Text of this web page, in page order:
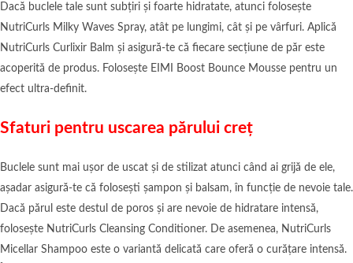
Dacă buclele tale sunt subțiri și foarte hidratate, atunci folosește
NutriCurls Milky Waves Spray, atât pe lungimi, cât și pe vârfuri. Aplică
NutriCurls Curlixir Balm și asigură-te că fiecare secțiune de păr este
acoperită de produs. Folosește EIMI Boost Bounce Mousse pentru un
efect ultra-definit.
Sfaturi pentru uscarea părului creț
Buclele sunt mai ușor de uscat și de stilizat atunci când ai grijă de ele,
așadar asigură-te că folosești șampon și balsam, în funcție de nevoie tale.
Dacă părul este destul de poros și are nevoie de hidratare intensă,
folosește NutriCurls Cleansing Conditioner. De asemenea, NutriCurls
Micellar Shampoo este o variantă delicată care oferă o curățare intensă.